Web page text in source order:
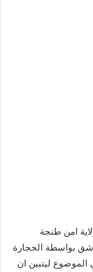
امن طنجة
بواسطة الحجارة
ليتبين ان